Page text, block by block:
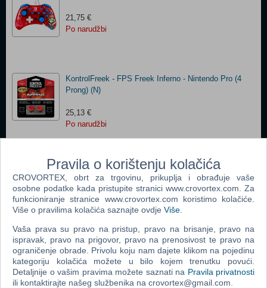
21,75 €
Po narudžbi
KontrolFreek - FPS Freek Inferno - Nintendo Pro (4
Prong) (N)
25,13 €
Po narudžbi
PRIVREMENO
NEDOSTUPNO
Floating Grip Playstation 4 Wall Mount (Black) (N)
19,78 €
Po narudžbi
CABLE GUYS - Book of Boba Fett (N)
13,13 €
Po narudžbi
Pravila o korištenju kolačića
CROVORTEX, obrt za trgovinu, prikuplja i obrađuje vaše
osobne podatke kada pristupite stranici www.crovortex.com. Za
funkcioniranje stranice www.crovortex.com koristimo kolačiće.
Više o pravilima kolačića saznajte ovdje Više
Vaša prava su pravo na pristup, pravo na brisanje, pravo na
ispravak, pravo na prigovor, pravo na prenosivost te pravo na
ograničenje obrade. Privolu koju nam dajete klikom na pojedinu
kategoriju kolačića možete u bilo kojem trenutku povući.
Detaljnije o vašim pravima možete saznati na Pravila privatnosti
ili kontaktirajte našeg službenika na crovortex@gmail.com.